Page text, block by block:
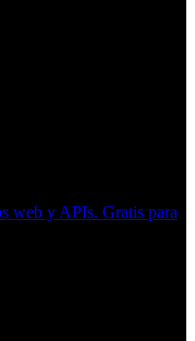
web y APIs. Gratis para